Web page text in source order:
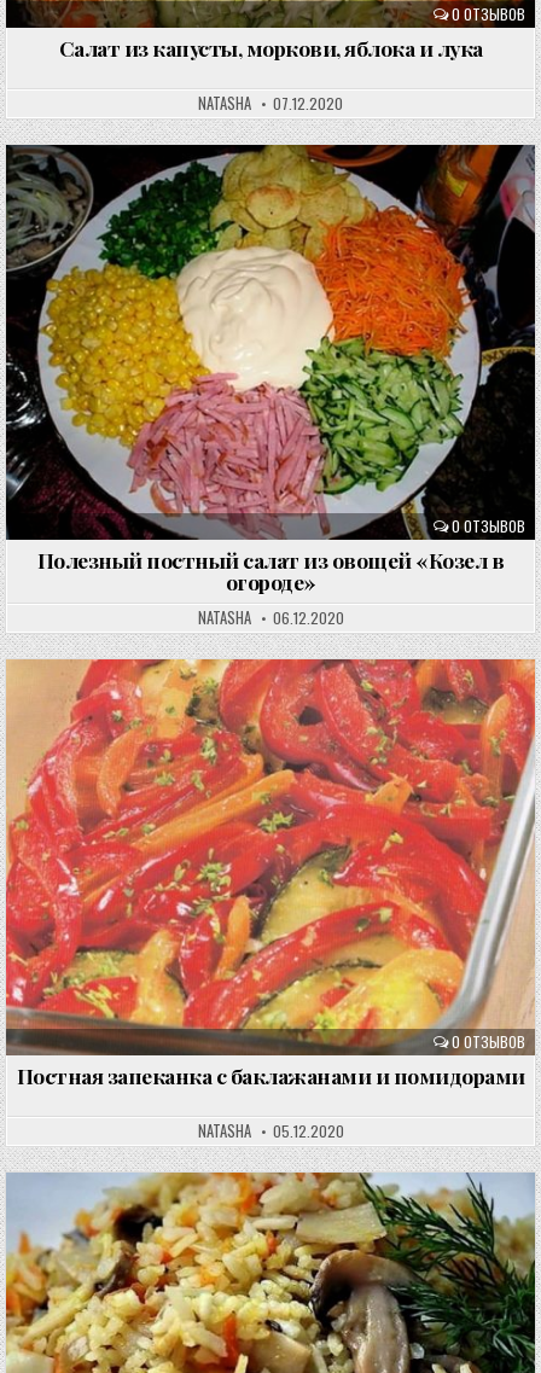
0 ОТЗЫВОВ
Cалат из капусты, моркови, яблока и лука
NATASHA 07.12.2020
0 ОТЗЫВОВ
Полезный постный салат из овощей «Козел в
огороде»
NATASHA 06.12.2020
0 ОТЗЫВОВ
Постная запеканка с баклажанами и помидорами
NATASHA 05.12.2020